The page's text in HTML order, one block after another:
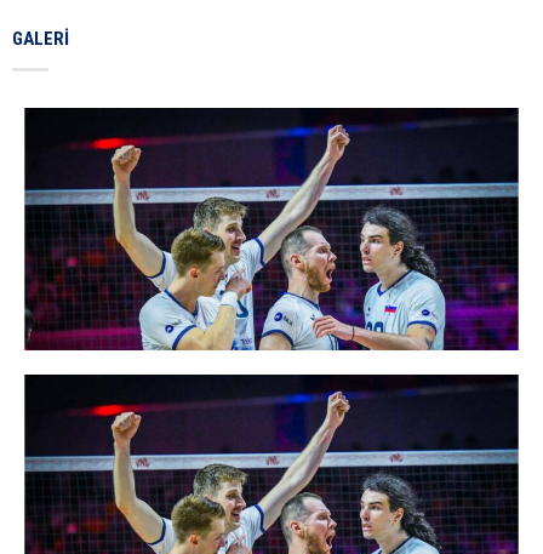
GALERI